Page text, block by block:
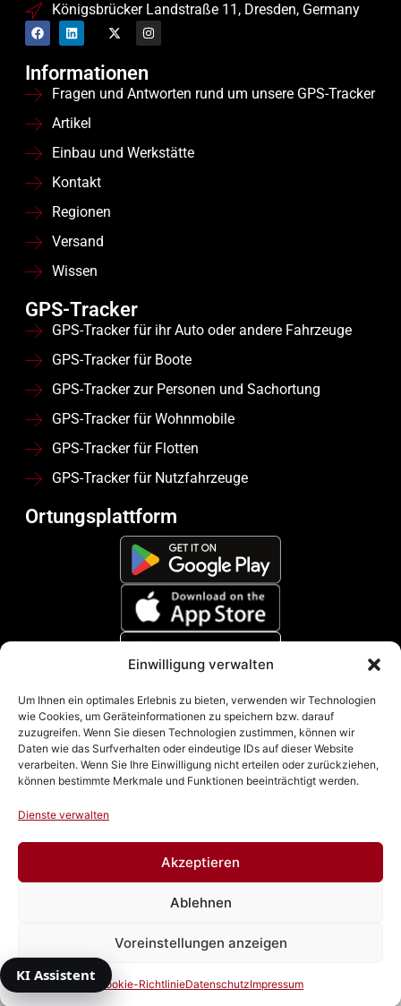
Einwilligung verwalten
Um Ihnen ein optimales Erlebnis zu bieten, verwenden wir Technologien
wie Cookies, um Geräteinformationen zu speichern bzw. darauf
zuzugreifen. Wenn Sie diesen Technologien zustimmen, können wir
Daten wie das Surfverhalten oder eindeutige IDs auf dieser Website
verarbeiten. Wenn Sie Ihre Einwilligung nicht erteilen oder zurückziehen,
können bestimmte Merkmale und Funktionen beeinträchtigt werden.
Dienste verwalten
Akzeptieren
Ablehnen
Voreinstellungen anzeigen
Cookie-RichtlinieDatenschutzImpressum
Königsbrücker Landstraße 11, Dresden, Germany
Informationen
Fragen und Antworten rund um unsere GPS-Tracker
Artikel
Einbau und Werkstätte
Kontakt
Regionen
Versand
Wissen
GPS-Tracker
GPS-Tracker für ihr Auto oder andere Fahrzeuge
GPS-Tracker für Boote
GPS-Tracker zur Personen und Sachortung
GPS-Tracker für Wohnmobile
GPS-Tracker für Flotten
GPS-Tracker für Nutzfahrzeuge
Ortungsplattform
Zahlungsmethoden
Impressum|Datenschutz|Cookie Richtline (EU)|AGB
& Widerrufsbelehrung
Vertrag widerrufen
© 2026 Autowacht Dresden GmbH
KI Assistent